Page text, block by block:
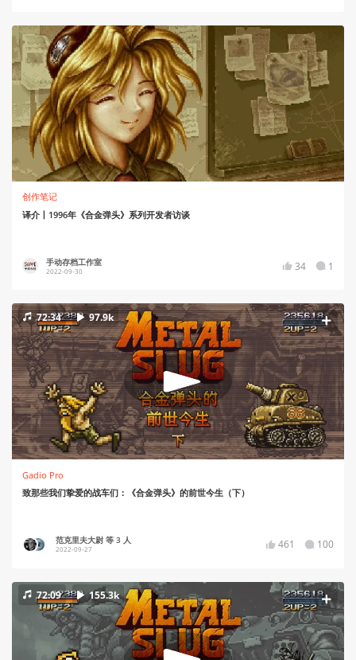
创作笔记
译介丨1996年《合金弹头》系列开发者访谈
手动存档工作室
2022-09-30 34 1
72:34 97.9k
Gadio Pro
致那些我们挚爱的战车们：《合金弹头》的前世今生（下）
范克里夫大尉 等 3 人
2022-09-27 461 100
72:09 155.3k